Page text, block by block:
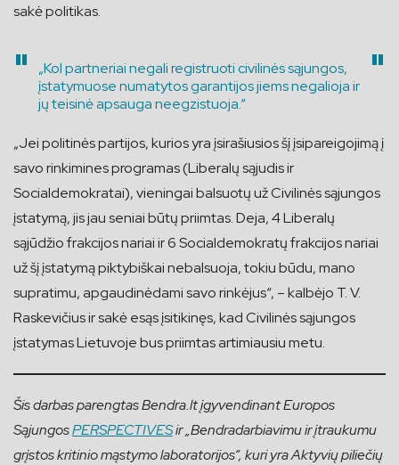
sakė politikas.
„Kol partneriai negali registruoti civilinės sąjungos,
įstatymuose numatytos garantijos jiems negalioja ir
jų teisinė apsauga neegzistuoja.“
„Jei politinės partijos, kurios yra įsirašiusios šį įsipareigojimą į
savo rinkimines programas (Liberalų sąjudis ir
Socialdemokratai), vieningai balsuotų už Civilinės sąjungos
įstatymą, jis jau seniai būtų priimtas. Deja, 4 Liberalų
sąjūdžio frakcijos nariai ir 6 Socialdemokratų frakcijos nariai
už šį įstatymą piktybiškai nebalsuoja, tokiu būdu, mano
supratimu, apgaudinėdami savo rinkėjus“, – kalbėjo T. V.
Raskevičius ir sakė esąs įsitikinęs, kad Civilinės sąjungos
įstatymas Lietuvoje bus priimtas artimiausiu metu.
Šis darbas parengtas Bendra.lt įgyvendinant Europos
SąjungosPERSPECTIVESir „Bendradarbiavimu ir įtraukumu
grįstos kritinio mąstymo laboratorijos“, kuri yra Aktyvių piliečių